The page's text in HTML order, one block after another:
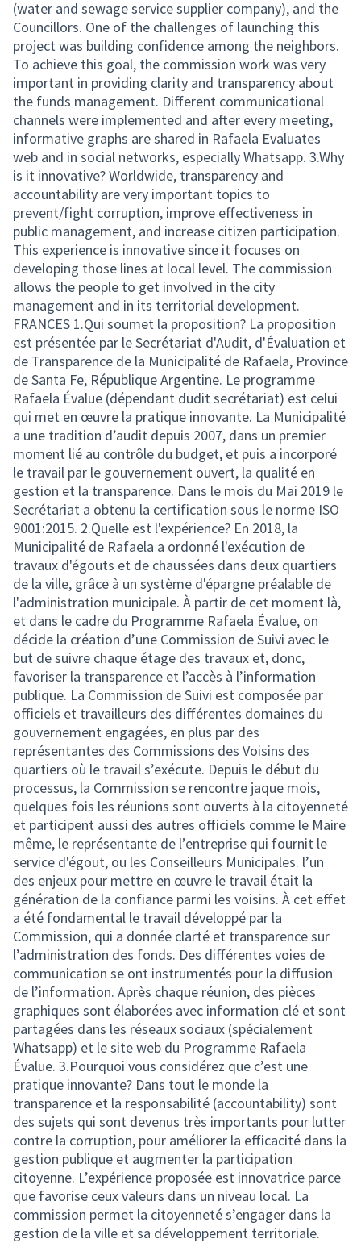
(water and sewage service supplier company), and the
Councillors. One of the challenges of launching this
project was building confidence among the neighbors.
To achieve this goal, the commission work was very
important in providing clarity and transparency about
the funds management. Different communicational
channels were implemented and after every meeting,
informative graphs are shared in Rafaela Evaluates
web and in social networks, especially Whatsapp. 3.Why
is it innovative? Worldwide, transparency and
accountability are very important topics to
prevent/fight corruption, improve effectiveness in
public management, and increase citizen participation.
This experience is innovative since it focuses on
developing those lines at local level. The commission
allows the people to get involved in the city
management and in its territorial development.
FRANCES 1.Qui soumet la proposition? La proposition
est présentée par le Secrétariat d'Audit, d'Évaluation et
de Transparence de la Municipalité de Rafaela, Province
de Santa Fe, République Argentine. Le programme
Rafaela Évalue (dépendant dudit secrétariat) est celui
qui met en œuvre la pratique innovante. La Municipalité
a une tradition d’audit depuis 2007, dans un premier
moment lié au contrôle du budget, et puis a incorporé
le travail par le gouvernement ouvert, la qualité en
gestion et la transparence. Dans le mois du Mai 2019 le
Secrétariat a obtenu la certification sous le norme ISO
9001:2015. 2.Quelle est l'expérience? En 2018, la
Municipalité de Rafaela a ordonné l'exécution de
travaux d'égouts et de chaussées dans deux quartiers
de la ville, grâce à un système d'épargne préalable de
l'administration municipale. À partir de cet moment là,
et dans le cadre du Programme Rafaela Évalue, on
décide la création d’une Commission de Suivi avec le
but de suivre chaque étage des travaux et, donc,
favoriser la transparence et l’accès à l’information
publique. La Commission de Suivi est composée par
officiels et travailleurs des différentes domaines du
gouvernement engagées, en plus par des
représentantes des Commissions des Voisins des
quartiers où le travail s’exécute. Depuis le début du
processus, la Commission se rencontre jaque mois,
quelques fois les réunions sont ouverts à la citoyenneté
et participent aussi des autres officiels comme le Maire
même, le représentante de l’entreprise qui fournit le
service d'égout, ou les Conseilleurs Municipales. l’un
des enjeux pour mettre en œuvre le travail était la
génération de la confiance parmi les voisins. À cet effet
a été fondamental le travail développé par la
Commission, qui a donnée clarté et transparence sur
l’administration des fonds. Des différentes voies de
communication se ont instrumentés pour la diffusion
de l’information. Après chaque réunion, des pièces
graphiques sont élaborées avec information clé et sont
partagées dans les réseaux sociaux (spécialement
Whatsapp) et le site web du Programme Rafaela
Évalue. 3.Pourquoi vous considérez que c’est une
pratique innovante? Dans tout le monde la
transparence et la responsabilité (accountability) sont
des sujets qui sont devenus très importants pour lutter
contre la corruption, pour améliorer la efficacité dans la
gestion publique et augmenter la participation
citoyenne. L’expérience proposée est innovatrice parce
que favorise ceux valeurs dans un niveau local. La
commission permet la citoyenneté s’engager dans la
gestion de la ville et sa développement territoriale.